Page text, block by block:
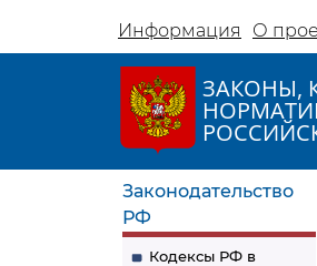
Информация О
ЗАКОНЫ,
Законодательство
РФ
Кодексы РФ в